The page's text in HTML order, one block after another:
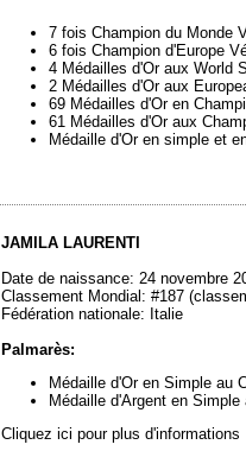
7 fois Champion du Monde
6 fois Champion d'Europe
4 Médailles d'Or aux World
2 Médailles d'Or aux
69 Médailles d'Or en
61 Médailles d'Or aux
Médaille d'Or en simple et
JAMILA LAURENTI
Date de naissance: 24 novembre
Classement Mondial: #187
Fédération nationale: Italie
Palmarès:
Médaille d'Or en Simple au
Médaille d'Argent en
Cliquez ici pour plus d'informations